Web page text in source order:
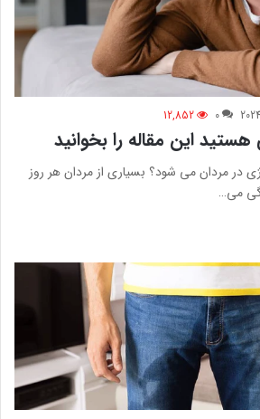
0
12,852
هستید این مقاله را بخوانید
در مردان می شود؟ بسیاری از مردان هر روز
می…